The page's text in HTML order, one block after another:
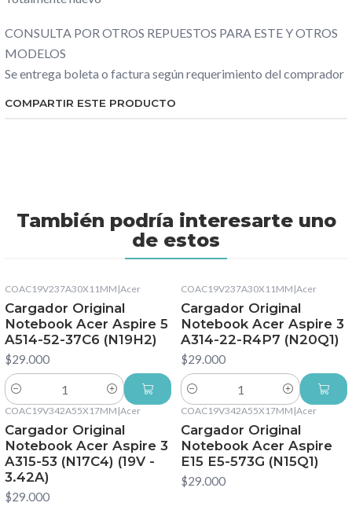
CONSULTA POR OTROS REPUESTOS PARA ESTE Y OTROS
MODELOS
Se entrega boleta o factura según requerimiento del comprador
COMPARTIR ESTE PRODUCTO
También podría interesarte uno
de estos
COAC19V237A30X11MM |Acer
Cargador Original
Notebook Acer Aspire 5
A514-52-37C6 (N19H2)
$29.000
Cantidad
COAC19V237A30X11MM |Acer
Cargador Original
Notebook Acer Aspire 3
A314-22-R4P7 (N20Q1)
$29.000
Cantidad
COAC19V342A55X17MM |Acer
Cargador Original
Notebook Acer Aspire 3
A315-53 (N17C4) (19V -
3.42A)
$29.000
COAC19V342A55X17MM |Acer
Cargador Original
Notebook Acer Aspire
E15 E5-573G (N15Q1)
$29.000